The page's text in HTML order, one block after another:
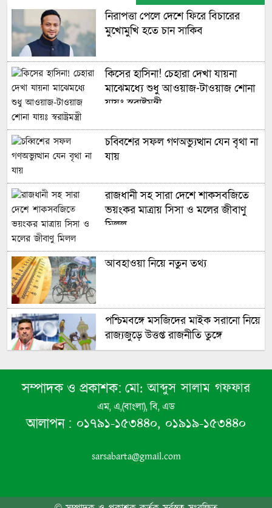
নিরাপত্তা পেলে দেশে ফিরে বিচারের
মুখোমুখি হতে চান সাকিব
কিসের হাসিনা! চেহারা দেখা যায়না
মাঝেমধ্যে শুধু আওয়াজ-টাওয়াজ শোনা
যায়ঃ স্বরাষ্ট্রমন্ত্রী
চব্বিশের সফল গণঅভ্যুত্থান যেন বৃথা না
যায়
রাজধানী সহ সারা দেশে শাকসবজিতে
ভয়ংকর মাত্রায় সিসা ও মলের জীবাণু
মিলল
আবহাওয়া নিয়ে নতুন তথ্য
পশ্চিমবঙ্গে মসজিদের মাইক সরানো নিয়ে
রাজ্যজুড়ে উত্তপ্ত রাজনীতি তুঙ্গে
বিক্রেতা সমিতির সভা অনুষ্ঠিত
নিহত-৯
সম্পাদক ও প্রকাশক: মো: আব্দুস সালাম গফফার
এম, এ,(বাংলা), বি, এড
আলাপন : ০১৭৯১-১৫৩৪৪০, ০১৯১৯-১৫৩৪৪০
sarsabarta@gmail.com